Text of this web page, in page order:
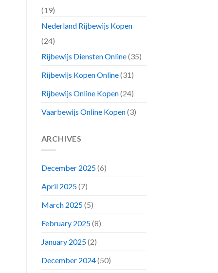
(19)
Nederland Rijbewijs Kopen
(24)
Rijbewijs Diensten Online(35)
Rijbewijs Kopen Online(31)
Rijbewijs Online Kopen(24)
Vaarbewijs Online Kopen(3)
ARCHIVES
December 2025(6)
April 2025(7)
March 2025(5)
February 2025(8)
January 2025(2)
December 2024(50)